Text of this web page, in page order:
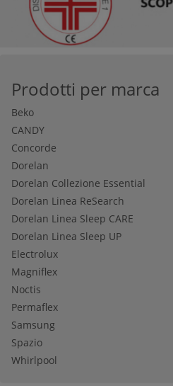
Prodotti per marca
Beko
CANDY
Concorde
Dorelan
Dorelan Collezione Essential
Dorelan Linea ReSearch
Dorelan Linea Sleep CARE
Dorelan Linea Sleep UP
Electrolux
Magniflex
Noctis
Permaflex
Samsung
Spazio
Whirlpool